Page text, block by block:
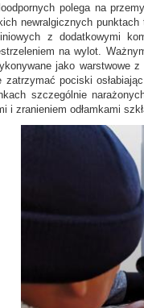
polega na
newralgicznych
z dodatkowymi
na wylot.
jako warstwowe
pociski
szczególnie
i zranieniem odłamkami